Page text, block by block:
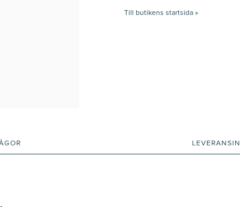
Till butikens startsida »